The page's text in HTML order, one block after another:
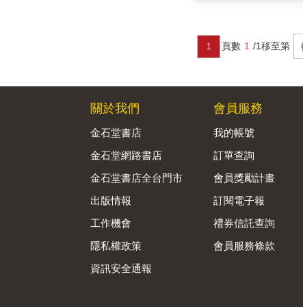
1 頁數 1 /1移至第
關於我們
金石堂書店
金石堂網路書店
金石堂書店全台門市
出版情報
工作機會
隱私權政策
資訊安全通報
會員服務
我的帳號
訂單查詢
會員獎勵計畫
訂閱電子報
禮券信託查詢
會員服務條款